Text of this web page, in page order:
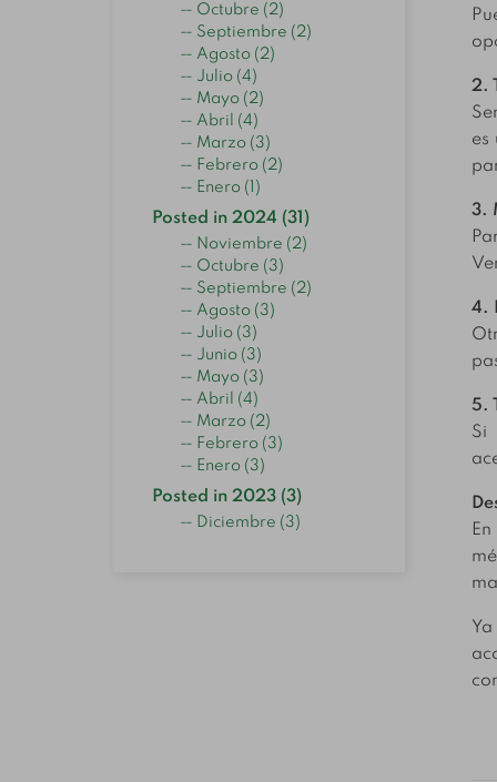
Octubre (2)
Septiembre (2)
Agosto (2)
Julio (4)
Mayo (2)
Abril (4)
Marzo (3)
Febrero (2)
Enero (1)
Posted in 2024 (31)
Noviembre (2)
Octubre (3)
Septiembre (2)
Agosto (3)
Julio (3)
Junio (3)
Mayo (3)
Abril (4)
Marzo (2)
Febrero (3)
Enero (3)
Posted in 2023 (3)
Diciembre (3)
2.
es
3.
4.
5.
Si